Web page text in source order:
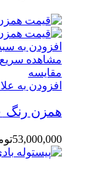
افزودن به
مشاهده سریع
مقایسه
افزودن به
همزن رنگ ۲۰۰ لیتری
53,000,000